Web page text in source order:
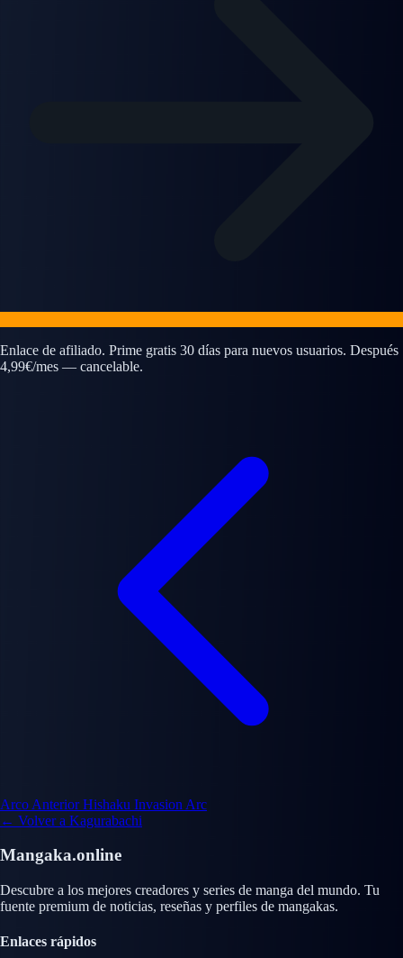
Enlace de afiliado. Prime gratis 30 días para nuevos usuarios. Después
4,99€/mes — cancelable.
Arco Anterior Hishaku Invasion Arc
← Volver a Kagurabachi
Mangaka.online
Descubre a los mejores creadores y series de manga del mundo. Tu
fuente premium de noticias, reseñas y perfiles de mangakas.
Enlaces rápidos